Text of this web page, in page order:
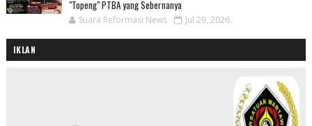
"Topeng" PTBA yang Sebernanya
Suara Reformasi News Jul 29, 2026
IKLAN